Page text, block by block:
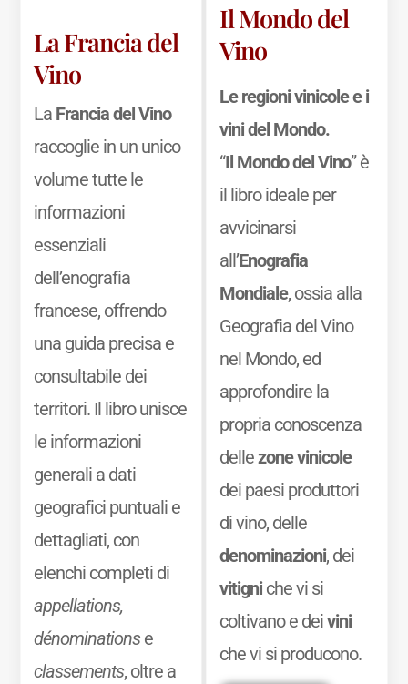
La Francia del
Vino
La Francia del Vino
raccoglie in un unico
volume tutte le
informazioni
essenziali
dell’enografia
francese, offrendo
una guida precisa e
consultabile dei
territori. Il libro unisce
le informazioni
generali a dati
geografici puntuali e
dettagliati, con
elenchi completi di
appellations,
dénominationse
classements, oltre a
Il Mondo del
Vino
Le regioni vinicole e i
vini del Mondo.
“Il Mondo del Vino” è
il libro ideale per
avvicinarsi
all’Enografia
Mondiale, ossia alla
Geografia del Vino
nel Mondo, ed
approfondire la
propria conoscenza
dellezone vinicole
dei paesi produttori
di vino, delle
denominazioni, dei
vitigniche vi si
coltivano e deivini
che vi si producono.